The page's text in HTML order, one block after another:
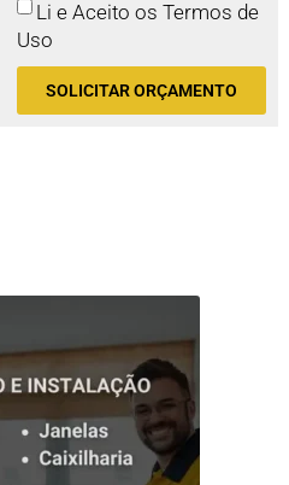
Li e Aceito os Termos de
Uso
SOLICITAR ORÇAMENTO